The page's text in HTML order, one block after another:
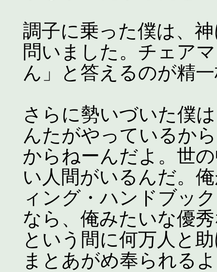
調子に乗った僕は、
問いました。チェア
ん」と答えるのが精
さらに勢いづいた僕
んたがやっているか
からねーんだよ。世
い人間がいるんだ。
ィング・ハンドブッ
なら、俺みたいな優
という間に何万人と
まとあがめ奉られる